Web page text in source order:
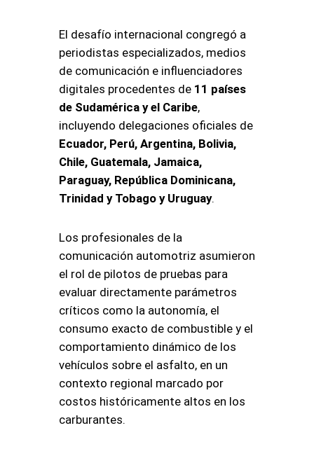
El desafío internacional congregó a
periodistas especializados, medios
de comunicación e influenciadores
digitales procedentes de 11 países
de Sudamérica y el Caribe,
incluyendo delegaciones oficiales de
Ecuador, Perú, Argentina, Bolivia,
Chile, Guatemala, Jamaica,
Paraguay, República Dominicana,
Trinidad y Tobago y Uruguay.
Los profesionales de la
comunicación automotriz asumieron
el rol de pilotos de pruebas para
evaluar directamente parámetros
críticos como la autonomía, el
consumo exacto de combustible y el
comportamiento dinámico de los
vehículos sobre el asfalto, en un
contexto regional marcado por
costos históricamente altos en los
carburantes.